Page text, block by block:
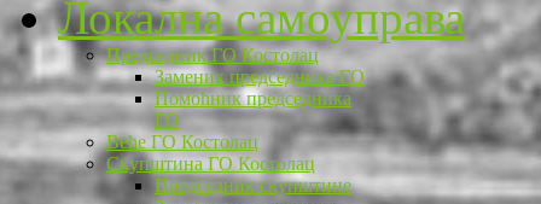
Локална самоуправа
Председник ГО Костолац
Заменик председника ГО
Помоћник председника
ГО
Веће ГО Костолац
Скупштина ГО Костолац
Председник скупштине